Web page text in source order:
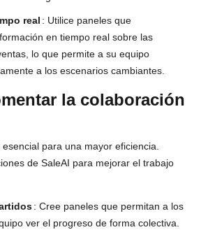
real : Utilice paneles que
en tiempo real sobre las
lo que permite a su equipo
a los escenarios cambiantes.
la colaboración
para una mayor eficiencia.
de SaleAI para mejorar el trabajo
: Cree paneles que permitan a los
ver el progreso de forma colectiva.